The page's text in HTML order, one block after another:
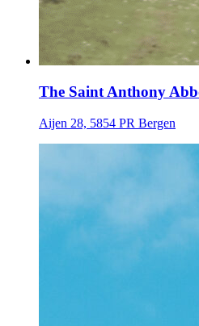
The Saint Anthony
Aijen 28, 5854 PR Bergen